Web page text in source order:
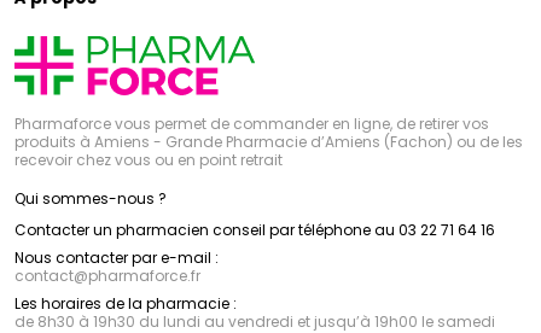
Pharmaforce vous permet de commander en ligne, de retirer vos
produits à Amiens - Grande Pharmacie d’Amiens (Fachon) ou de les
recevoir chez vous ou en point retrait
Qui sommes-nous ?
Contacter un pharmacien conseil par téléphone au 03 22 71 64 16
Nous contacter par e-mail :
contact@pharmaforce.fr
Les horaires de la pharmacie :
de 8h30 à 19h30 du lundi au vendredi et jusqu’à 19h00 le samedi